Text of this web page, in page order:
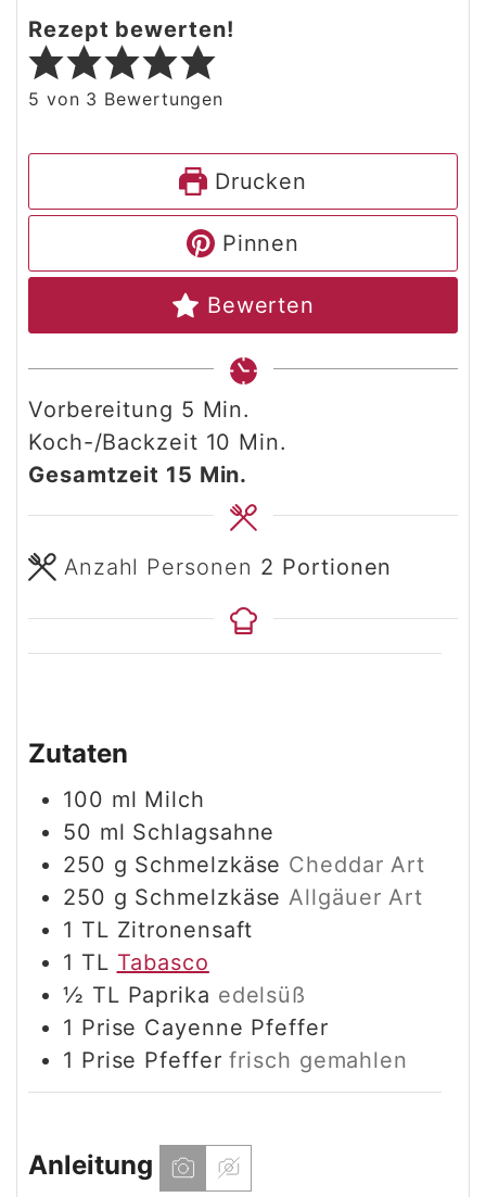
Rezept bewerten!
5 von 3 Bewertungen
Drucken
Pinnen
Bewerten
Vorbereitung 5 Minuten
Min.
Koch-/Backzeit 10 Minuten
Min.
Gesamtzeit 15 Minuten
Min.
Anzahl Personen 2 Portionen
Zutaten
100 ml Milch
50 ml Schlagsahne
250 g Schmelzkäse Cheddar Art
250 g Schmelzkäse Allgäuer Art
1 TL Zitronensaft
1 TL Tabasco
½ TL Paprika edelsüß
1 Prise Cayenne Pfeffer
1 Prise Pfeffer frisch gemahlen
Anleitung